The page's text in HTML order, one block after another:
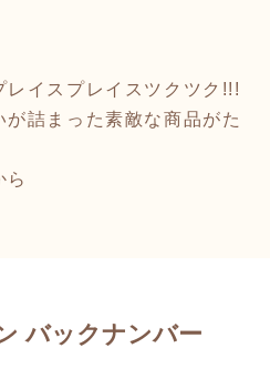
レイスプレイスツクツク!!!
詰まった素敵な商品がた
ら
バックナンバー